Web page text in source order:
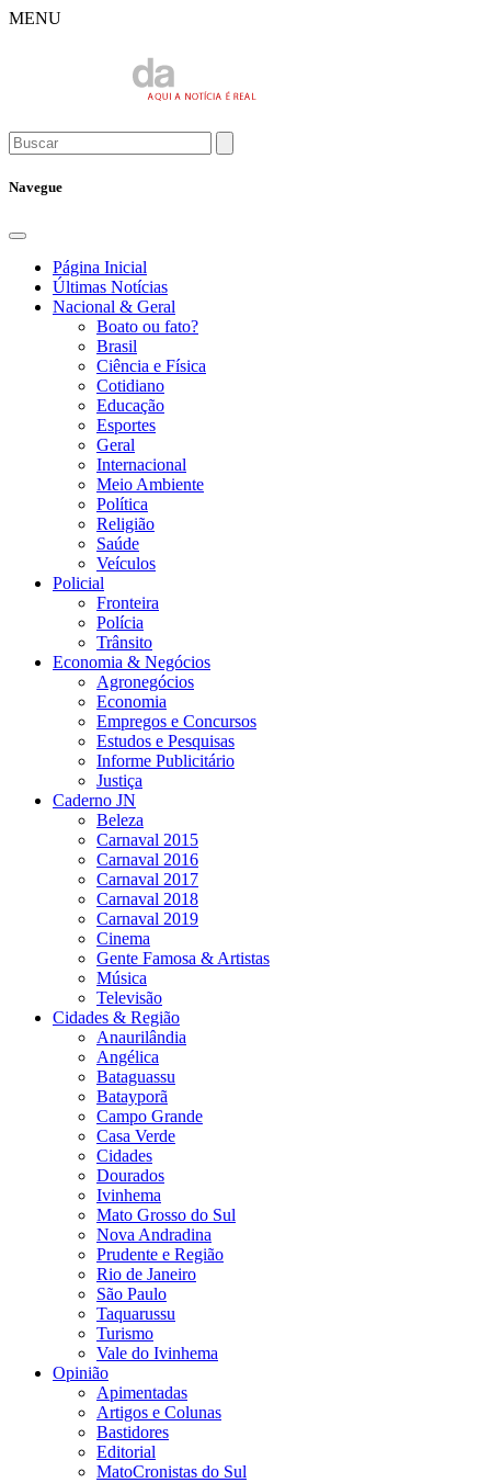
MENU
Navegue
Página Inicial
Últimas Notícias
Nacional & Geral
Boato ou fato?
Brasil
Ciência e Física
Cotidiano
Educação
Esportes
Geral
Internacional
Meio Ambiente
Política
Religião
Saúde
Veículos
Policial
Fronteira
Polícia
Trânsito
Economia & Negócios
Agronegócios
Economia
Empregos e Concursos
Estudos e Pesquisas
Informe Publicitário
Justiça
Caderno JN
Beleza
Carnaval 2015
Carnaval 2016
Carnaval 2017
Carnaval 2018
Carnaval 2019
Cinema
Gente Famosa & Artistas
Música
Televisão
Cidades & Região
Anaurilândia
Angélica
Bataguassu
Batayporã
Campo Grande
Casa Verde
Cidades
Dourados
Ivinhema
Mato Grosso do Sul
Nova Andradina
Prudente e Região
Rio de Janeiro
São Paulo
Taquarussu
Turismo
Vale do Ivinhema
Opinião
Apimentadas
Artigos e Colunas
Bastidores
Editorial
MatoCronistas do Sul